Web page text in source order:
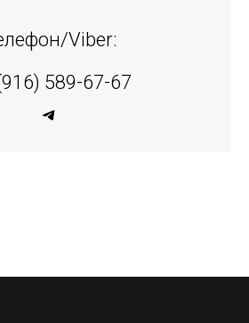
Viber:
589-67-67